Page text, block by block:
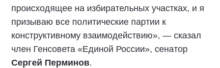
происходящее на избирательных участках, и я
призываю все политические партии к
конструктивному взаимодействию», — сказал
член Генсовета «Единой России», сенатор
Сергей Перминов.